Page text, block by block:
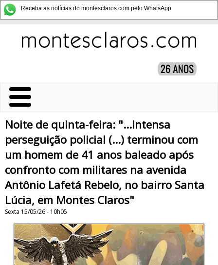
Receba as notícias do montesclaros.com pelo WhatsApp
Noite de quinta-feira: "...intensa
perseguição policial (...) terminou com
um homem de 41 anos baleado após
confronto com militares na avenida
Antônio Lafetá Rebelo, no bairro Santa
Lúcia, em Montes Claros"
Sexta 15/05/26 - 10h05